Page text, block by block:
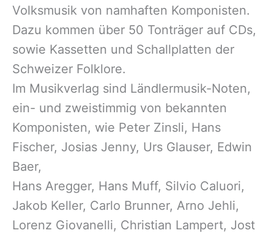
Volksmusik von namhaften Komponisten.
Dazu kommen über 50 Tonträger auf CDs,
sowie Kassetten und Schallplatten der
Schweizer Folklore.
Im Musikverlag sind Ländlermusik-Noten,
ein- und zweistimmig von bekannten
Komponisten, wie Peter Zinsli, Hans
Fischer, Josias Jenny, Urs Glauser, Edwin
Baer,
Hans Aregger, Hans Muff, Silvio Caluori,
Jakob Keller, Carlo Brunner, Arno Jehli,
Lorenz Giovanelli, Christian Lampert, Jost